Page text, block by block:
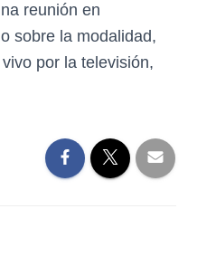
reunión en
sobre la modalidad,
por la televisión,